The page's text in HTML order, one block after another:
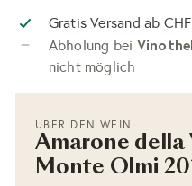
Gratis Versand ab
Abholung bei
nicht möglich
ÜBER DEN WEIN
Amarone della
Monte Olmi